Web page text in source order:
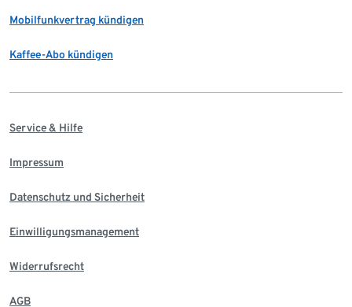
Mobilfunkvertrag kündigen
Kaffee-Abo kündigen
Service & Hilfe
Impressum
Datenschutz und Sicherheit
Einwilligungsmanagement
Widerrufsrecht
AGB